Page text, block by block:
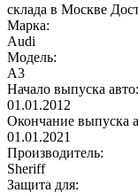
склада в Москве
Марка:
Audi
Модель:
A3
Начало выпуска авто:
01.01.2012
Окончание выпуска
01.01.2021
Производитель:
Sheriff
Защита для: